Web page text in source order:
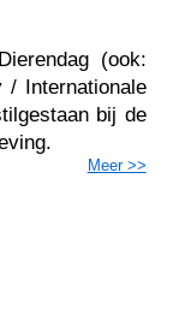
(ook:
/ Internationale
bij de
Meer >>